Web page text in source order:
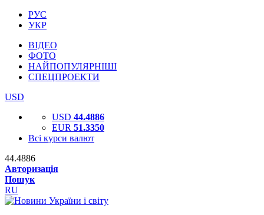
РУС
УКР
ВІДЕО
ФОТО
НАЙПОПУЛЯРНІШІ
СПЕЦПРОЕКТИ
USD
USD 44.4886
EUR 51.3350
Всі курси валют
44.4886
Авторизація
Пошук
RU